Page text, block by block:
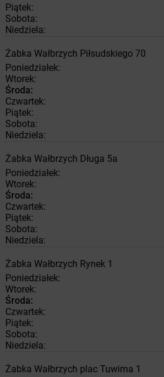
Piątek:
Sobota:
Niedziela:
Żabka Wałbrzych Piłsudskiego 70
Poniedziałek:
Wtorek:
Środa:
Czwartek:
Piątek:
Sobota:
Niedziela:
Żabka Wałbrzych Długa 5a
Poniedziałek:
Wtorek:
Środa:
Czwartek:
Piątek:
Sobota:
Niedziela:
Żabka Wałbrzych Rynek 1
Poniedziałek:
Wtorek:
Środa:
Czwartek:
Piątek:
Sobota:
Niedziela:
Żabka Wałbrzych plac Tuwima 1